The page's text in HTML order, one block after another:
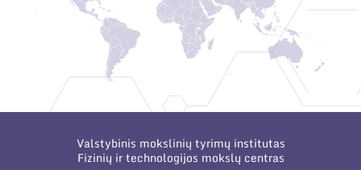
Valstybinis mokslinių tyrimų institutas
Fizinių ir technologijos mokslų centras